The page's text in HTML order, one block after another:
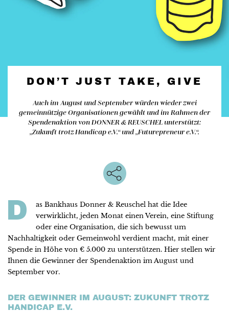
DON’T JUST TAKE, GIVE
Auch im August und September würden wieder zwei
gemeinnützige Organisationen gewählt und im Rahmen der
Spendenaktion von DONNER & REUSCHEL unterstützt:
„Zukunft trotz Handicap e.V.“ und „Futurepreneur e.V.“.
D
as Bankhaus Donner & Reuschel hat die Idee
verwirklicht, jeden Monat einen Verein, eine Stiftung
oder eine Organisation, die sich bewusst um
Nachhaltigkeit oder Gemeinwohl verdient macht, mit einer
Spende in Höhe von € 5.000 zu unterstützen. Hier stellen wir
Ihnen die Gewinner der Spendenaktion im August und
September vor.
DER GEWINNER IM AUGUST: ZUKUNFT TROTZ
HANDICAP E.V.